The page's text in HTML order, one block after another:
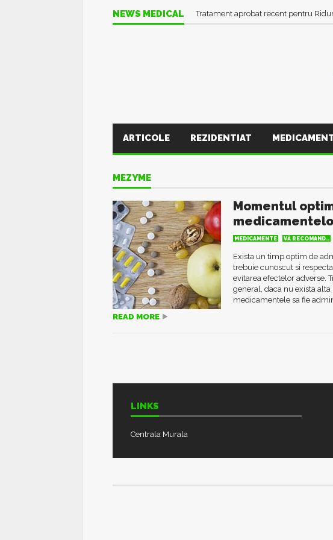
NEWS MEDICAL Tratament aprobat recent pentru
ARTICOLE REZIDENTIAT
MEZYME
Momentul
MEDICAMENTE VĂ RECOMAND..
Exista un timp optim de
trebuie cunoscut si
evitarea efectelor adverse.
general, daca nu exista
medicamentele sa fie
READ MORE
LINKS
Centrala Murala